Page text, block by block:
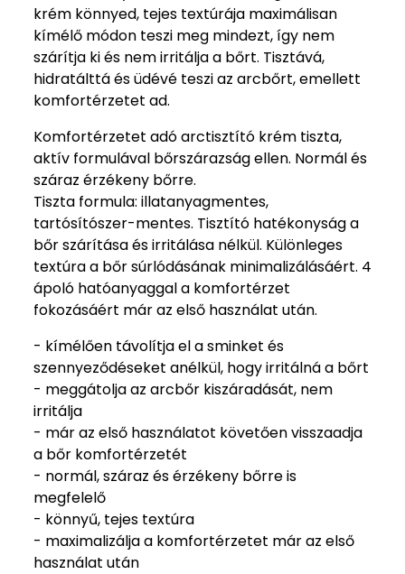
krém könnyed, tejes textúrája maximálisan
kímélő módon teszi meg mindezt, így nem
szárítja ki és nem irritálja a bőrt. Tisztává,
hidratálttá és üdévé teszi az arcbőrt, emellett
komfortérzetet ad.
Komfortérzetet adó arctisztító krém tiszta,
aktív formulával bőrszárazság ellen. Normál és
száraz érzékeny bőrre.
Tiszta formula: illatanyagmentes,
tartósítószer-mentes. Tisztító hatékonyság a
bőr szárítása és irritálása nélkül. Különleges
textúra a bőr súrlódásának minimalizálásáért. 4
ápoló hatóanyaggal a komfortérzet
fokozásáért már az első használat után.
- kímélően távolítja el a sminket és
szennyeződéseket anélkül, hogy irritálná a bőrt
- meggátolja az arcbőr kiszáradását, nem
irritálja
- már az első használatot követően visszaadja
a bőr komfortérzetét
- normál, száraz és érzékeny bőrre is
megfelelő
- könnyű, tejes textúra
- maximalizálja a komfortérzetet már az első
használat után